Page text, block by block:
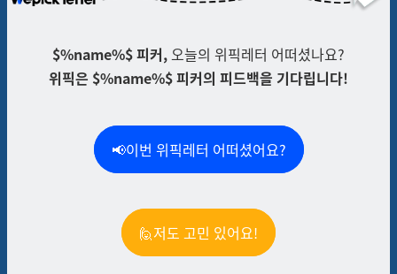
$%name%$ 피커,오늘의 위픽레터 어떠셨나요?
위픽은 $%name%$ 피커의 피드백을 기다립니다!
📢이번 위픽레터 어떠셨어요?
🙋저도 고민 있어요!